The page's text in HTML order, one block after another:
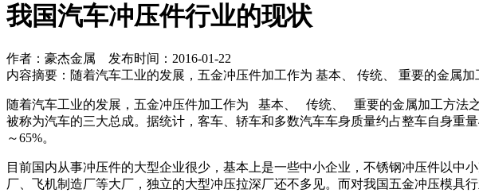
我国汽车冲压件行业的现状
作者：豪杰金属 发布时间：2016-01-22
内容摘要：随着汽车工业的发展，五金冲压件加工作为 基本、 传统、 重要的金属
随着汽车工业的发展，五金冲压件加工作为 基本、 传统、 重要的金属加工方法
被称为汽车的三大总成。据统计，客车、轿车和多数汽车车身质量约占整车自身重
～65%。
目前国内从事冲压件的大型企业很少，基本上是一些中小企业，不锈钢冲压件以
厂、飞机制造厂等大厂，独立的大型冲压拉深厂还不多见。而对我国五金冲压模具